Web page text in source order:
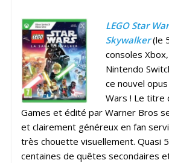
LEGO Star
Skywalker(le
consoles
Nintendo
ce nouvel
Wars ! Le titre
Games et édité par Warner Bros
et clairement généreux en fan
très chouette visuellement. Quasi
centaines de quêtes secondaires